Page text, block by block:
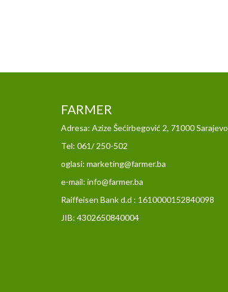
FARMER
Adresa: Azize Šećirbegović 2, 71000 Sarajevo
Tel: 061/ 250-502
oglasi: marketing@farmer.ba
e-mail: info@farmer.ba
Raiffeisen Bank d.d : 1610000152840098
JIB: 4302650840004